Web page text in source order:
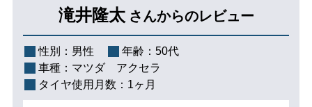
滝井隆太 さんからのレビュー
性別： 男性 年齢： 50代
車種： マツダ アクセラ
タイヤ使用月数： 1ヶ月